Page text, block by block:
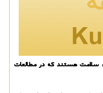
سلامت هستند كه در مطالعات